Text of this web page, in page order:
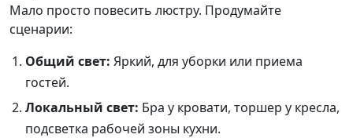
Мало просто повесить люстру. Продумайте
сценарии:
Общий свет: Яркий, для уборки или приема
гостей.
Локальный свет: Бра у кровати, торшер у кресла,
подсветка рабочей зоны кухни.